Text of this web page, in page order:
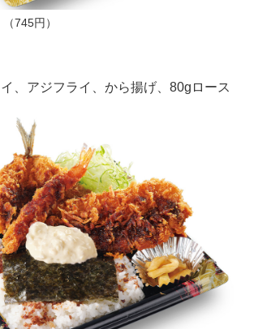
745円）
、アジフライ、から揚げ、80gロース